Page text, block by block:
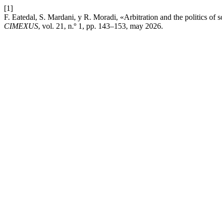
[1]
F. Eatedal, S. Mardani, y R. Moradi, «Arbitration and the politics of
CIMEXUS, vol. 21, n.º 1, pp. 143–153, may 2026.